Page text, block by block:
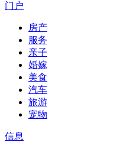
门户
房产
服务
亲子
婚嫁
美食
汽车
旅游
宠物
信息